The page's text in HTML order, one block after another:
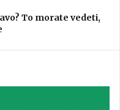
To morate vedeti,